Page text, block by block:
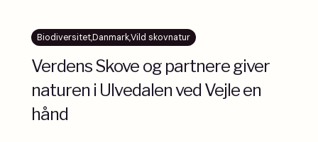
Biodiversitet,Danmark,Vild skovnatur
Verdens Skove og partnere giver
naturen i Ulvedalen ved Vejle en
hånd